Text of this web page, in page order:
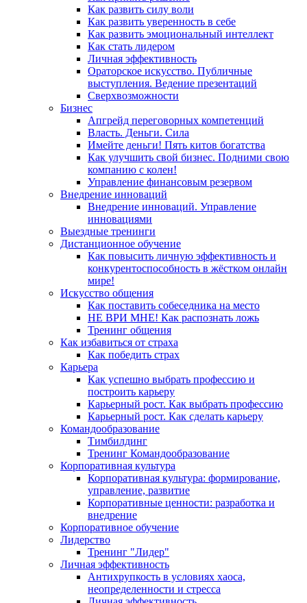
Как развить силу воли
Как развить уверенность в себе
Как развить эмоциональный интеллект
Как стать лидером
Личная эффективность
Ораторское искусство. Публичные
выступления. Ведение презентаций
Сверхвозможности
Бизнес
Апгрейд переговорных компетенций
Власть. Деньги. Сила
Имейте деньги! Пять китов богатства
Как улучшить свой бизнес. Подними свою
компанию с колен!
Управление финансовым резервом
Внедрение инноваций
Внедрение инноваций. Управление
инновациями
Выездные тренинги
Дистанционное обучение
Как повысить личную эффективность и
конкурентоспособность в жёстком онлайн
мире!
Искусство общения
Как поставить собеседника на место
НЕ ВРИ МНЕ! Как распознать ложь
Тренинг общения
Как избавиться от страха
Как победить страх
Карьера
Как успешно выбрать профессию и
построить карьеру
Карьерный рост. Как выбрать профессию
Карьерный рост. Как сделать карьеру
Командообразование
Тимбилдинг
Тренинг Командообразование
Корпоративная культура
Корпоративная культура: формирование,
управление, развитие
Корпоративные ценности: разработка и
внедрение
Корпоративное обучение
Лидерство
Тренинг "Лидер"
Личная эффективность
Антихрупкость в условиях хаоса,
неопределенности и стресса